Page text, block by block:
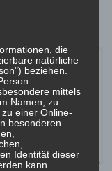
die
natürliche
beziehen.
mittels
Namen, zu
einer Online-
besonderen
Identität dieser
kann.